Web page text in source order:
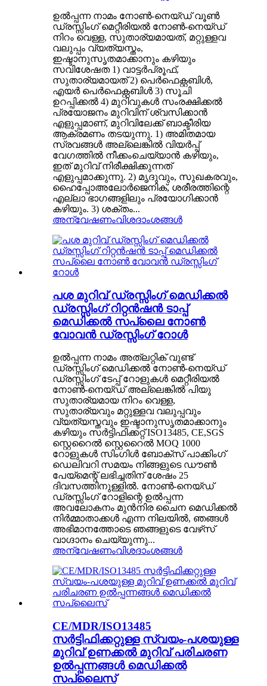
ഉൽപ്പന്ന നാമം നോൺ-നെയ്‌ഡ് വൂൺ
ഡ്രസ്സിംഗ് മെറ്റീരിയൽ നോൺ-നെയ്‌ഡ്
നിറം വെള്ള, സുതാര്യമായത്, മറ്റുള്ളവ
വലുപ്പം വ്യത്യസ്തം,
ഇഷ്ടാനുസൃതമാക്കാനും കഴിയും
സവിശേഷത 1) വാട്ടർപ്രൂഫ്,
സുതാര്യമായത് 2) പെർഫെക്റ്റബിൾ,
എയർ പെർഫെക്റ്റബിൾ 3) സൂചി
ഉറപ്പിക്കൽ 4) മുറിവുകൾ സംരക്ഷിക്കൽ
പ്രയോജനം മുറിവിന് ശ്വസിക്കാൻ
എളുപ്പമാണ്, മുറിവിലേക്ക് ബാക്ടീരിയ
ആക്രമണം തടയുന്നു. 1) അമിതമായ
സ്രവങ്ങൾ അല്ലെങ്കിൽ വിയർപ്പ്
വേഗത്തിൽ നീക്കംചെയ്യാൻ കഴിയും,
ഇത് മുറിവ് നിരീക്ഷിക്കുന്നത്
എളുപ്പമാക്കുന്നു. 2) മൃദുവും, സുഖകരവും,
ഹൈപ്പോഅലോർജെനിക്, ശരീരത്തിന്റെ
എല്ലാ ഭാഗങ്ങളിലും പ്രയോഗിക്കാൻ
കഴിയും. 3) ശക്തം...
അന്വേഷണംവിശദാംശങ്ങൾ
പശ മുറിവ് ഡ്രസ്സിംഗ് മെഡിക്കൽ
ഡ്രസ്സിംഗ് റിറ്റൻഷൻ ടാപ്പ്
മെഡിക്കൽ സപ്ലൈ നോൺ
വോവൻ ഡ്രസ്സിംഗ് റോൾ
ഉൽപ്പന്ന നാമം അത്‌ലറ്റിക് വുണ്ട്
ഡ്രസ്സിംഗ് മെഡിക്കൽ നോൺ-നെയ്‌ഡ്
ഡ്രസ്സിംഗ് ടേപ്പ് റോളുകൾ മെറ്റീരിയൽ
നോൺ-നെയ്‌ഡ് അല്ലെങ്കിൽ പിയു
സുതാര്യമായ നിറം വെള്ള,
സുതാര്യവും മറ്റുള്ളവ വലുപ്പവും
വ്യത്യസ്തവും ഇഷ്ടാനുസൃതമാക്കാനും
കഴിയും സർട്ടിഫിക്കറ്റ് ISO13485, CE,SGS
സ്റ്റെറൈൽ സ്റ്റെറൈൽ MOQ 1000
റോളുകൾ സിംഗിൾ ബോക്സ് പാക്കിംഗ്
ഡെലിവറി സമയം നിങ്ങളുടെ ഡൗൺ
പേയ്‌മെന്റ് ലഭിച്ചതിന് ശേഷം 25
ദിവസത്തിനുള്ളിൽ. നോൺ-നെയ്‌ഡ്
ഡ്രസ്സിംഗ് റോളിന്റെ ഉൽപ്പന്ന
അവലോകനം മുൻനിര ചൈന മെഡിക്കൽ
നിർമ്മാതാക്കൾ എന്ന നിലയിൽ, ഞങ്ങൾ
അഭിമാനത്തോടെ ഞങ്ങളുടെ വേഴ്‌സ്
വാഗ്ദാനം ചെയ്യുന്നു...
അന്വേഷണംവിശദാംശങ്ങൾ
CE/MDR/ISO13485
സർട്ടിഫിക്കറ്റുള്ള സ്വയം-പശയുള്ള
മുറിവ് ഉണക്കൽ മുറിവ് പരിചരണ
ഉൽപ്പന്നങ്ങൾ മെഡിക്കൽ
സപ്ലൈസ്